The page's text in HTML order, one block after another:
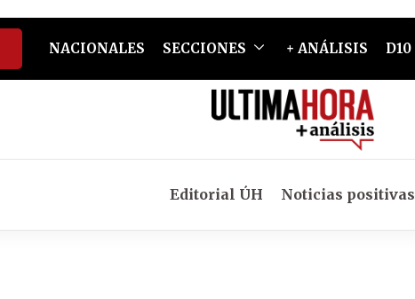
NACIONALES SECCIONES + ANÁLISIS D10
Editorial ÚH Noticias positivas